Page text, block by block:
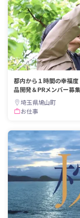
都内から１時間の幸福
品開発＆PRメンバー募集
埼玉県鳩山町
お仕事